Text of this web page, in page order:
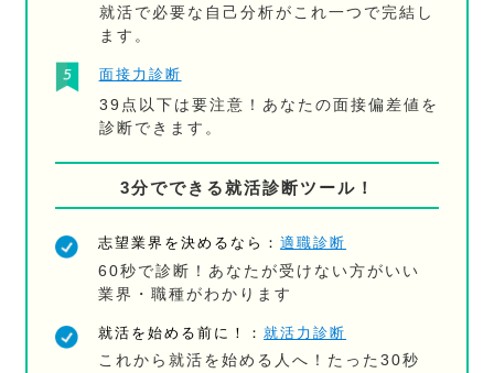
就活で必要な自己分析がこれ一つで完結し
ます。
面接力診断
39点以下は要注意！あなたの面接偏差値を
診断できます。
3分でできる就活診断ツール！
志望業界を決めるなら：適職診断
60秒で診断！あなたが受けない方がいい
業界・職種がわかります
就活を始める前に！：就活力診断
これから就活を始める人へ！たった30秒